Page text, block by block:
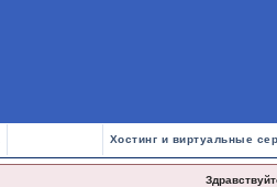
Хостинг и виртуальные